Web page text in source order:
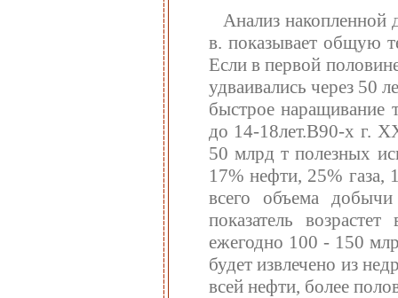
Анализ
в. показывает общую
Если в первой
удваивались через 50
быстрое наращивание
до 14-18лет.В90-х г.
50 млрд т полезных
17% нефти, 25% газа,
всего объема
показатель
ежегодно 100 - 150
будет извлечено из
всей нефти, более